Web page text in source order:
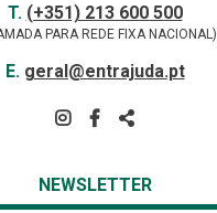
T. (+351) 213 600 500
PARA REDE FIXA NACIONAL)
E. geral@entrajuda.pt
NEWSLETTER